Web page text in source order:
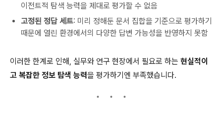
이전트적 탐색 능력을 제대로 평가할 수 없음
고정된 정답 세트: 미리 정해둔 문서 집합을 기준으로 평가하기
때문에 열린 환경에서의 다양한 답변 가능성을 반영하지 못함
이러한 한계로 인해, 실무와 연구 현장에서 필요로 하는 현실적이
고 복잡한 정보 탐색 능력을 평가하기엔 부족했습니다.